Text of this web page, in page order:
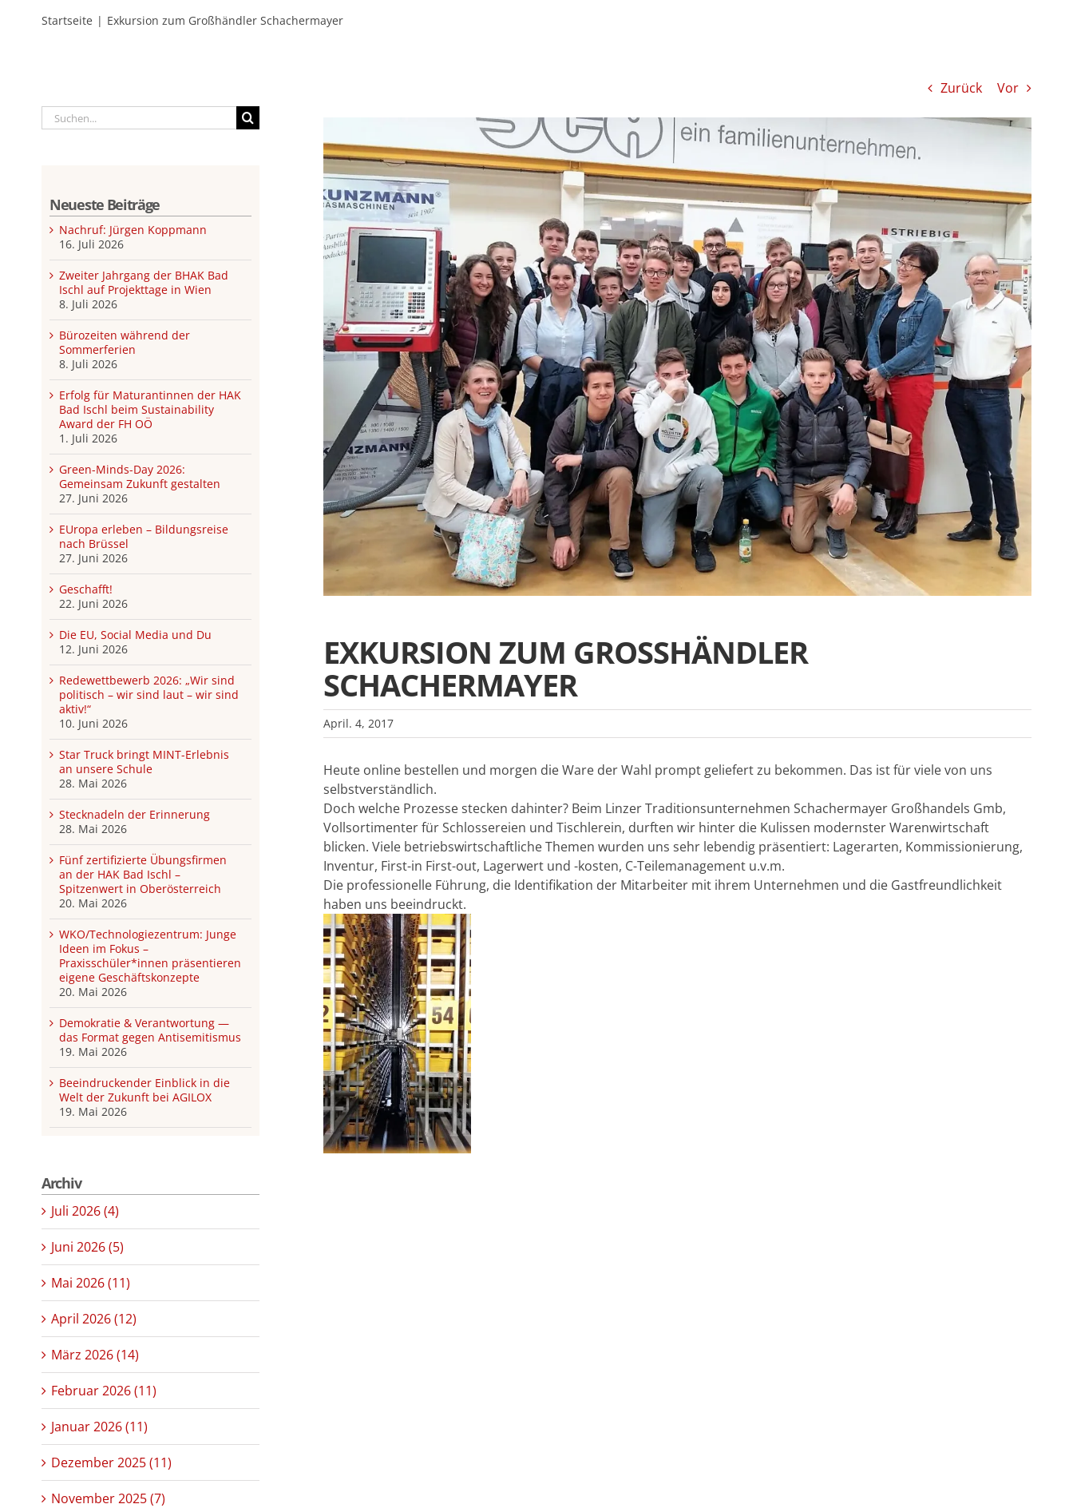
Startseite Exkursion zum Großhändler Schachermayer
Zurück Vor
EXKURSION ZUM GROSSHÄNDLER S
CHACHERMAYER
April. 4, 2017
Heute online bestellen und morgen die Ware der Wahl prompt geliefert zu bekommen. Das ist für viele von uns
selbstverständlich.
Doch welche Prozesse stecken dahinter? Beim Linzer Traditionsunternehmen Schachermayer Großhandels Gmb,
Vollsortimenter für Schlossereien und Tischlerein, durften wir hinter die Kulissen modernster Warenwirtschaft
blicken. Viele betriebswirtschaftliche Themen wurden uns sehr lebendig präsentiert: Lagerarten, Kommissionierung,
Inventur, First-in First-out, Lagerwert und -kosten, C-Teilemanagement u.v.m.
Die professionelle Führung, die Identifikation der Mitarbeiter mit ihrem Unternehmen und die Gastfreundlichkeit
haben uns beeindruckt.
Suche
nach:
Neueste Beiträge
Nachruf: Jürgen Koppmann
16. Juli 2026
Zweiter Jahrgang der BHAK Bad
Ischl auf Projekttage in Wien
8. Juli 2026
Bürozeiten während der
Sommerferien
8. Juli 2026
Erfolg für Maturantinnen der HAK
Bad Ischl beim Sustainability
Award der FH OÖ
1. Juli 2026
Green-Minds-Day 2026:
Gemeinsam Zukunft gestalten
27. Juni 2026
EUropa erleben – Bildungsreise
nach Brüssel
27. Juni 2026
Geschafft!
22. Juni 2026
Die EU, Social Media und Du
12. Juni 2026
Redewettbewerb 2026: „Wir sind
politisch – wir sind laut – wir sind
aktiv!“
10. Juni 2026
Star Truck bringt MINT-Erlebnis
an unsere Schule
28. Mai 2026
Stecknadeln der Erinnerung
28. Mai 2026
Fünf zertifizierte Übungsfirmen
an der HAK Bad Ischl –
Spitzenwert in Oberösterreich
20. Mai 2026
WKO/Technologiezentrum: Junge
Ideen im Fokus –
Praxisschüler*innen präsentieren
eigene Geschäftskonzepte
20. Mai 2026
Demokratie & Verantwortung —
das Format gegen Antisemitismus
19. Mai 2026
Beeindruckender Einblick in die
Welt der Zukunft bei AGILOX
19. Mai 2026
Archiv
Juli 2026 (4)
Juni 2026 (5)
Mai 2026 (11)
April 2026 (12)
März 2026 (14)
Februar 2026 (11)
Januar 2026 (11)
Dezember 2025 (11)
November 2025 (7)